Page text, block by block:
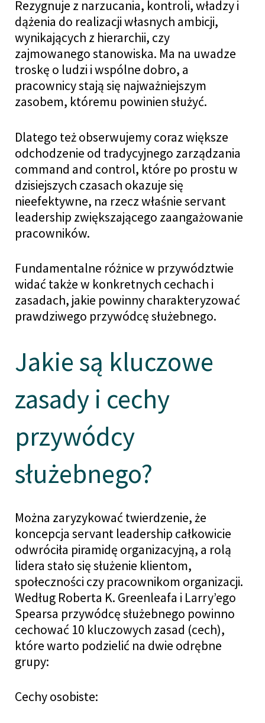
Rezygnuje z narzucania, kontroli, władzy i
dążenia do realizacji własnych ambicji,
wynikających z hierarchii, czy
zajmowanego stanowiska. Ma na uwadze
troskę o ludzi i wspólne dobro, a
pracownicy stają się najważniejszym
zasobem, któremu powinien służyć.
Dlatego też obserwujemy coraz większe
odchodzenie od tradycyjnego zarządzania
command and control, które po prostu w
dzisiejszych czasach okazuje się
nieefektywne, na rzecz właśnie servant
leadership zwiększającego zaangażowanie
pracowników.
Fundamentalne różnice w przywództwie
widać także w konkretnych cechach i
zasadach, jakie powinny charakteryzować
prawdziwego przywódcę służebnego.
Jakie są kluczowe
zasady i cechy
przywódcy
służebnego?
Można zaryzykować twierdzenie, że
koncepcja servant leadership całkowicie
odwróciła piramidę organizacyjną, a rolą
lidera stało się służenie klientom,
społeczności czy pracownikom organizacji.
Według Roberta K. Greenleafa i Larry’ego
Spearsa przywódcę służebnego powinno
cechować 10 kluczowych zasad (cech),
które warto podzielić na dwie odrębne
grupy:
Cechy osobiste: